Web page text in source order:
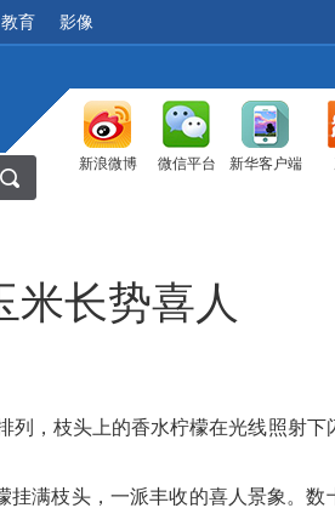
教育 影像
新浪微博 微信平台 新华客户端
米长势喜人
列，枝头上的香水柠檬在光线照射下
满枝头，一派丰收的喜人景象。数